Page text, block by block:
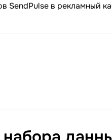
SendPulse в рекламный